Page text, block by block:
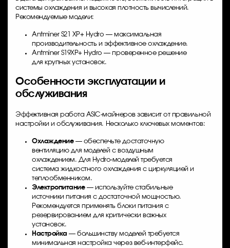
системы охлаждения и высокая плотность вычислений.
Рекомендуемые модели:
Antminer S21 XP+ Hydro — максимальная
производительность и эффективное охлаждение.
Antminer S19XP+ Hydro — проверенное решение
для крупных установок.
Особенности эксплуатации и
обслуживания
Эффективная работа ASIC-майнеров зависит от правильной
настройки и обслуживания. Несколько ключевых моментов:
Охлаждение— обеспечьте достаточную
вентиляцию для моделей с воздушным
охлаждением. Для Hydro-моделей требуется
система жидкостного охлаждения с циркуляцией и
теплообменником.
Электропитание— используйте стабильные
источники питания с достаточной мощностью.
Рекомендуется применять блоки питания с
резервированием для критически важных
установок.
Настройка — большинству моделей требуется
минимальная настройка через веб-интерфейс.